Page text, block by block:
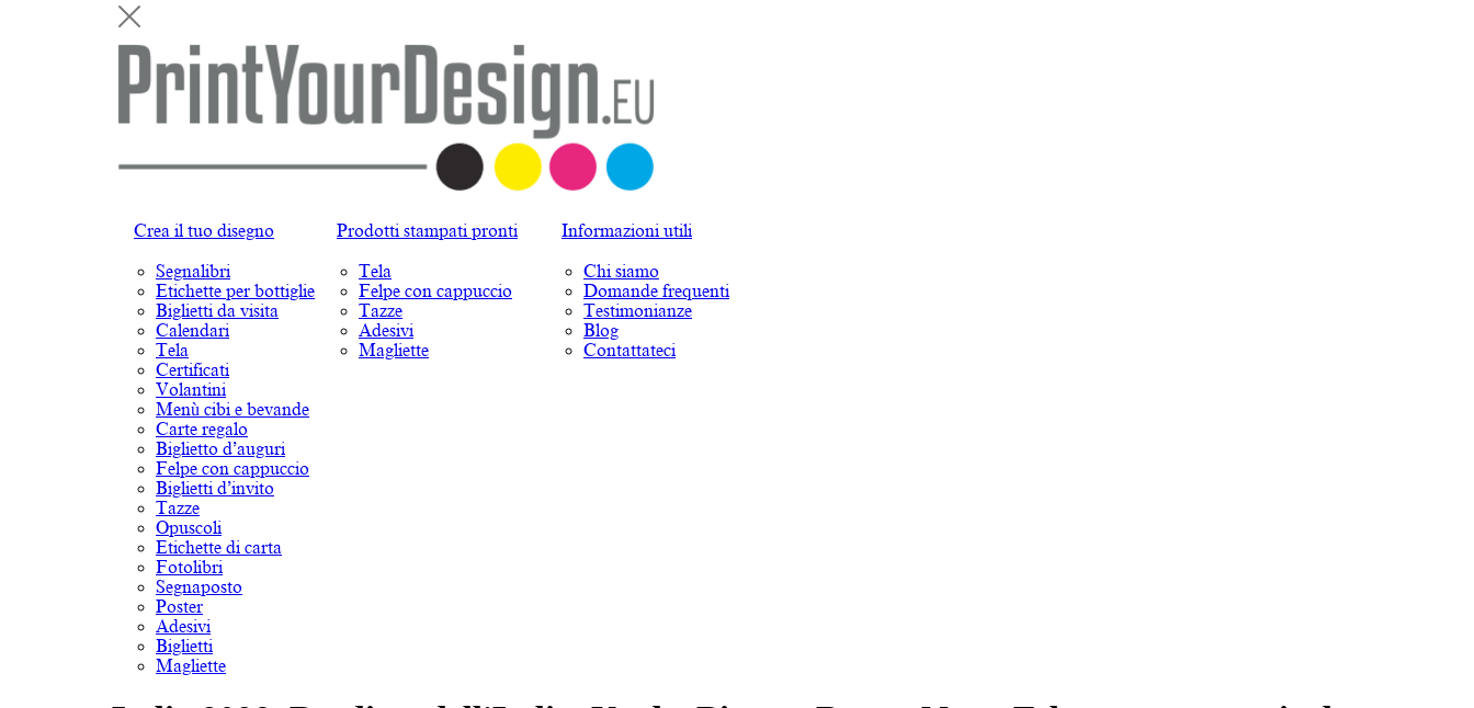
Crea il tuo disegno
Segnalibri
Etichette per bottiglie
Biglietti da visita
Calendari
Tela
Certificati
Volantini
Menù cibi e bevande
Carte regalo
Biglietto d’auguri
Felpe con cappuccio
Biglietti d’invito
Tazze
Opuscoli
Etichette di carta
Fotolibri
Segnaposto
Poster
Adesivi
Biglietti
Magliette
Prodotti stampati pronti
Tela
Felpe con cappuccio
Tazze
Adesivi
Magliette
Informazioni utili
Chi siamo
Domande frequenti
Testimonianze
Blog
Contattateci